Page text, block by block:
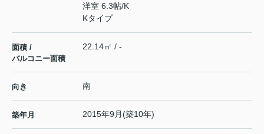
洋室 6.3帖/K
Kタイプ
面積 /
バルコニー面積
22.14㎡ / -
向き 南
築年月 2015年9月(築10年)